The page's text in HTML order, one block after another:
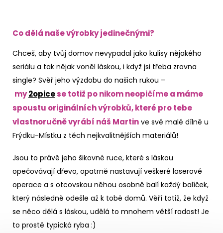
Co dělá naše výrobky jedinečnými?
Chceš, aby tvůj domov nevypadal jako kulisy nějakého
seriálu a tak nějak voněl láskou, i když jsi třeba zrovna
single? Svěř jeho výzdobu do našich rukou –
my2opicese totiž po nikom neopičíme a máme
spoustu originálních výrobků, které pro tebe
vlastnoručně vyrábí náš Martin ve své malé dílně u
Frýdku-Místku z těch nejkvalitnějších materiálů!
Jsou to právě jeho šikovné ruce, které s láskou
opečovávají dřevo, opatrně nastavují veškeré laserové
operace a s otcovskou něhou osobně balí každý balíček,
který následně odešle až k tobě domů. Věří totiž, že když
se něco dělá s láskou, udělá to mnohem větší radost! Je
to prostě typická ryba :)